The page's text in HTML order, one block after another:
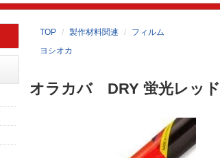
TOP 製作材料関連
フィルム
ヨシオカ
オラカバ DRY 蛍光レッド